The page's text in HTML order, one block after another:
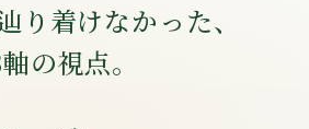
り着けなかった、
の視点。